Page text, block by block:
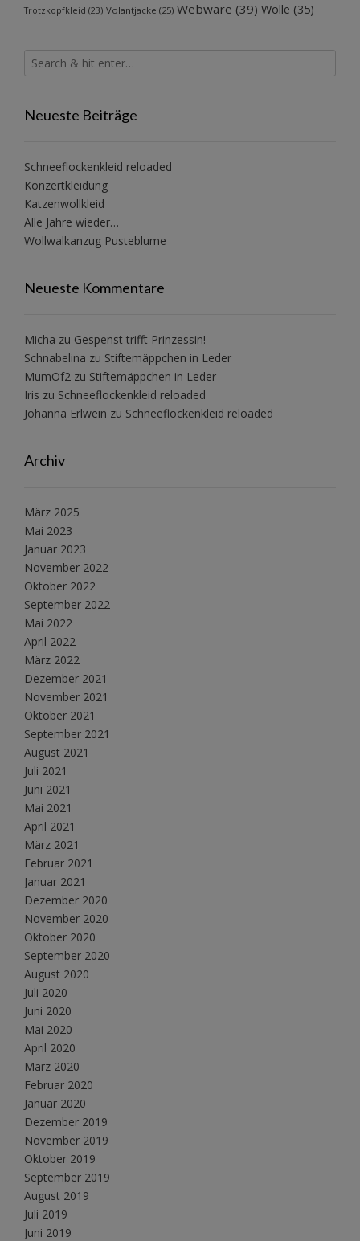
Trotzkopfkleid (23) Volantjacke (25) Webware (39) Wolle (35)
Neueste Beiträge
Schneeflockenkleid reloaded
Konzertkleidung
Katzenwollkleid
Alle Jahre wieder…
Wollwalkanzug Pusteblume
Neueste Kommentare
Micha zu Gespenst trifft Prinzessin!
Schnabelina zu Stiftemäppchen in Leder
MumOf2 zu Stiftemäppchen in Leder
Iris zu Schneeflockenkleid reloaded
Johanna Erlwein zu Schneeflockenkleid reloaded
Archiv
März 2025
Mai 2023
Januar 2023
November 2022
Oktober 2022
September 2022
Mai 2022
April 2022
März 2022
Dezember 2021
November 2021
Oktober 2021
September 2021
August 2021
Juli 2021
Juni 2021
Mai 2021
April 2021
März 2021
Februar 2021
Januar 2021
Dezember 2020
November 2020
Oktober 2020
September 2020
August 2020
Juli 2020
Juni 2020
Mai 2020
April 2020
März 2020
Februar 2020
Januar 2020
Dezember 2019
November 2019
Oktober 2019
September 2019
August 2019
Juli 2019
Juni 2019